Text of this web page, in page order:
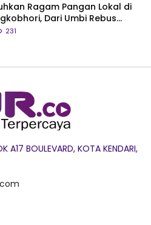
Ragam Pangan Lokal di
Dari Umbi Rebus
Beras Muna
231
A17 BOULEVARD, KOTA KENDARI,